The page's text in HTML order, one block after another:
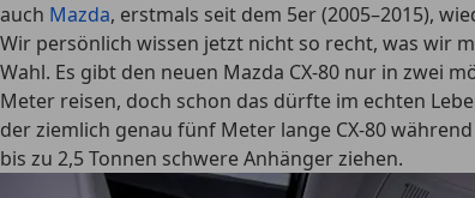
auch Mazda, erstmals seit dem 5er (2005–2015),
Wir persönlich wissen jetzt nicht so recht, was wir
Wahl. Es gibt den neuen Mazda CX-80 nur in zwei
Meter reisen, doch schon das dürfte im echten
der ziemlich genau fünf Meter lange CX-80
bis zu 2,5 Tonnen schwere Anhänger ziehen.